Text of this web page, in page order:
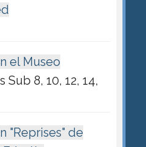
el Museo
Sub 8, 10, 12, 14,
"Reprises" de